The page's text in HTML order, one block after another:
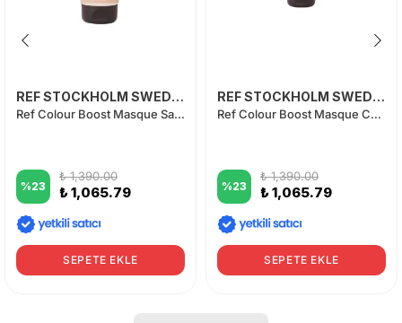
REF STOCKHOLM SWEDEN
Ref Colour Boost Masque Sandy Blonde 8.31 200 ml
%23
₺ 1,390.00
₺ 1,065.79
SEPETE EKLE
REF STOCKHOLM SWEDEN
Ref Colour Boost Masque Cool Chocolate 6.31 200 ml
%23
₺ 1,390.00
₺ 1,065.79
SEPETE EKLE